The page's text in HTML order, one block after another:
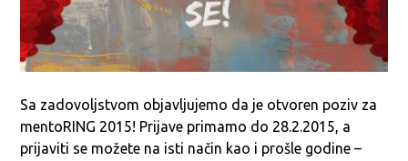
Sa zadovoljstvom objavljujemo da je otvoren poziv za
mentoRING 2015! Prijave primamo do 28.2.2015, a
prijaviti se možete na isti način kao i prošle godine –